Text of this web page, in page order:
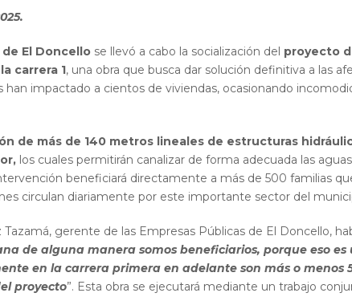
El Doncello se llevó a cabo la socialización del proyecto
carrera 1, una obra que busca dar solución definitiva a las
han impactado a cientos de viviendas, ocasionando
de más de 140 metros lineales de estructuras
los cuales permitirán canalizar de forma adecuada las
beneficiará directamente a más de 500 familias
circulan diariamente por este importante sector del
gerente de las Empresas Públicas de El Doncello,
de alguna manera somos beneficiarios, porque eso
en la carrera primera en adelante son más o menos
proyecto”. Esta obra se ejecutará mediante un trabajo